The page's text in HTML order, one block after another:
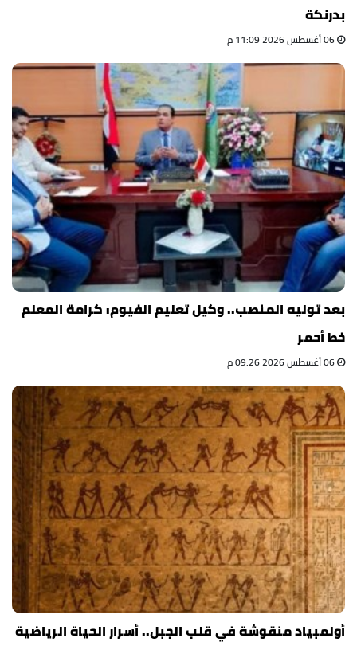
بدرنكة
بعد توليه المنصب.. وكيل تعليم الفيوم: كرامة المعلم
خط أحمر
أولمبياد منقوشة في قلب الجبل.. أسرار الحياة الرياضية